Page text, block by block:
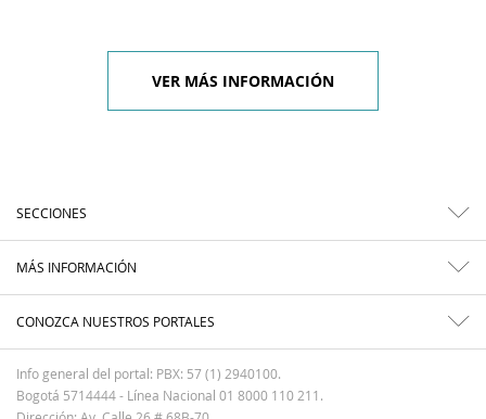
VER MÁS INFORMACIÓN
SECCIONES
MÁS INFORMACIÓN
CONOZCA NUESTROS PORTALES
Info general del portal: PBX: 57 (1) 2940100.
Bogotá 5714444 - Línea Nacional 01 8000 110 211.